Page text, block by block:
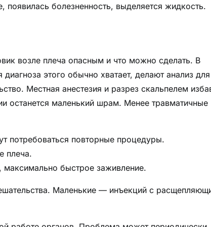
появилась болезненность, выделяется жидкость.
возле плеча опасным и что можно сделать. В
этого обычно хватает, делают анализ для
Местная анестезия и разрез скальпелем
останется маленький шрам. Менее травматичные
потребоваться повторные процедуры.
плеча.
максимально быстрое заживление.
Маленькие — инъекций с